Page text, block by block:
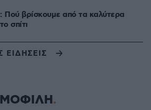
Πού βρίσκουμε από τα καλύτερα
σπίτι
ΕΙΔΗΣΕΙΣ